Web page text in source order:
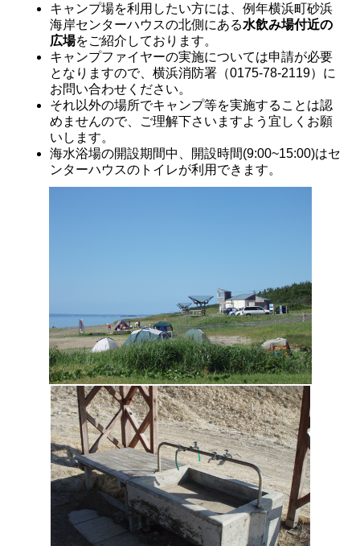
キャンプ場を利用したい方には、例年横浜町砂浜
海岸センターハウスの北側にある水飲み場付近の
広場をご紹介しております。
キャンプファイヤーの実施については申請が必要
となりますので、横浜消防署（0175-78-2119）に
お問い合わせください。
それ以外の場所でキャンプ等を実施することは認
めませんので、ご理解下さいますよう宜しくお願
いします。
海水浴場の開設期間中、開設時間(9:00~15:00)はセ
ンターハウスのトイレが利用できます。